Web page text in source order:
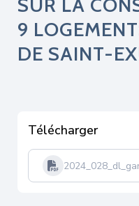
SUR LA
9
DE SAINT-
Télécharger